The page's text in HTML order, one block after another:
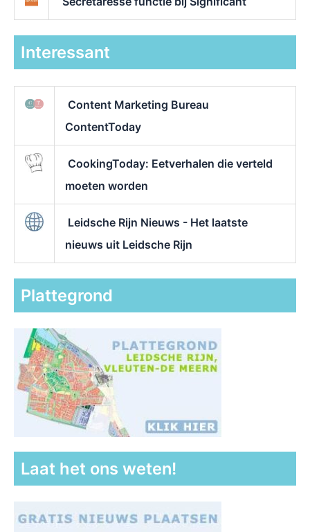
Interessant
Content Marketing Bureau
ContentToday
CookingToday: Eetverhalen die verteld
moeten worden
Leidsche Rijn Nieuws - Het laatste
nieuws uit Leidsche Rijn
Plattegrond
Laat het ons weten!